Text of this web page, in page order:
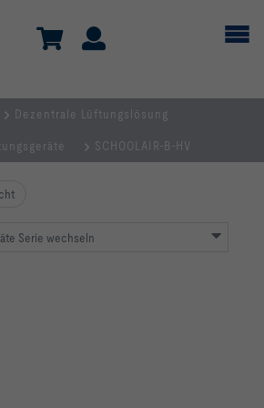
Dezentrale Lüftungslösung
SCHOOLAIR-B-HV
Serie wechseln